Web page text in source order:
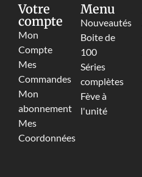
Votre
compte
Mon
Compte
Mes
Commandes
Mon
abonnement
Mes
Coordonnées
Menu
Nouveautés
Boite de
100
Séries
complètes
Fève à
l'unité